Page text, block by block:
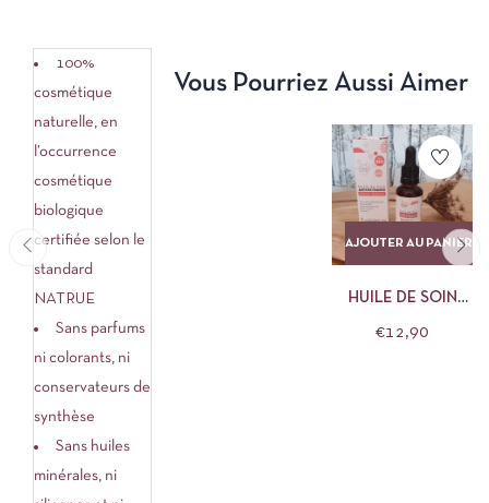
100%
cosmétique
naturelle, en
l’occurrence
cosmétique
biologique
certifiée selon le
standard
NATRUE
Sans parfums
ni colorants, ni
conservateurs de
synthèse
Sans huiles
minérales, ni
Vous Pourriez Aussi Aimer
AJOUTER AU PANIER
HUILE DE SOIN
ANTIOXYDANTE
€12,90